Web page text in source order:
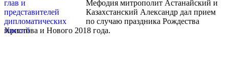
Мефодия митрополит Астанайский и
Казахстанский Александр дал прием
по случаю праздника Рождества
Христова и Нового 2018 года.